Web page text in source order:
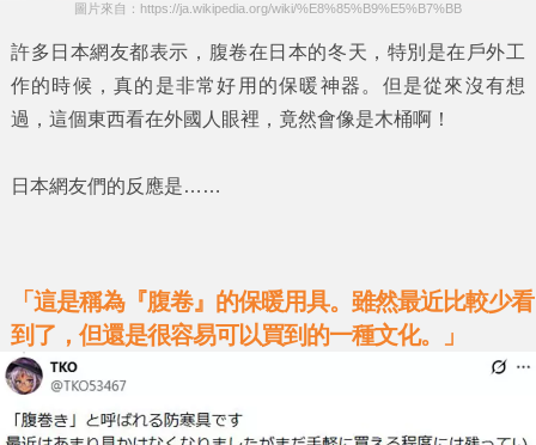
圖片來自：https://ja.wikipedia.org/wiki/%E8%85%B9%E5%B7%BB
許多日本網友都表示， 腹卷在日本的冬天，特別是在戶外工
作的時候，真的是非常好用的保暖神器。但是從來沒有想
過，這個東西看在外國人眼裡，竟然會像是木桶啊！
日本網友們的反應是……
「這是稱為『腹卷』的保暖用具。雖然最近比較少看
到了，但還是很容易可以買到的一種文化。」